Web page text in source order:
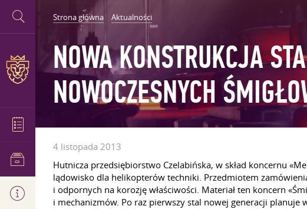
Strona główna Aktualności
NOWA KONSTRUKCJA
NOWOCZESNYCH
4 listopada 2013
Hutnicza przedsiębiorstwo Czelabińska, w skład koncernu
lądowisko dla helikopterów techniki. Przedmiotem
i odpornych na korozję właściwości. Materiał ten koncern
i mechanizmów. Po raz pierwszy stal nowej generacji